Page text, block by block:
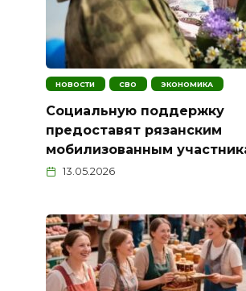
НОВОСТИ СВО ЭКОНОМИКА
Социальную поддержку
предоставят рязанским
мобилизованным
13.05.2026